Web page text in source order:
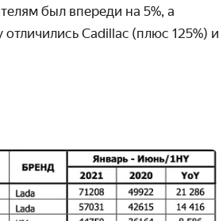
был впереди на 5%, а
Cadillac (плюс 125%) и